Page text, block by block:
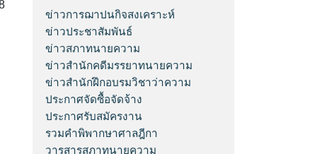
ข่าวการฌาปนกิจสงเคราะห์
ข่าวประชาสัมพันธ์
ข่าวสภาทนายความ
ข่าวสำนักคดีมรรยาทนายความ
ข่าวสำนักฝึกอบรมวิชาว่าความ
ประกาศจัดซื้อจัดจ้าง
ประกาศรับสมัครงาน
รวมคำพิพากษาศาลฎีกา
วารสารสภาทนายความ